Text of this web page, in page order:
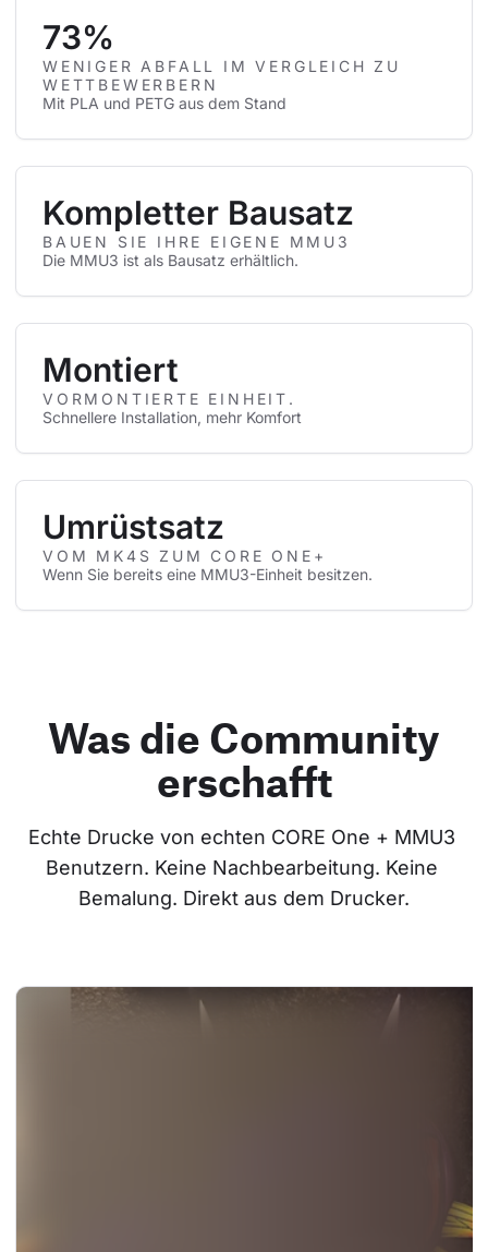
73%
WENIGER ABFALL IM VERGLEICH ZU
WETTBEWERBERN
Mit PLA und PETG aus dem Stand
Kompletter Bausatz
BAUEN SIE IHRE EIGENE MMU3
Die MMU3 ist als Bausatz erhältlich.
Montiert
VORMONTIERTE EINHEIT.
Schnellere Installation, mehr Komfort
Umrüstsatz
VOM MK4S ZUM CORE ONE+
Wenn Sie bereits eine MMU3-Einheit besitzen.
Was die Community
erschafft
Echte Drucke von echten CORE One + MMU3
Benutzern. Keine Nachbearbeitung. Keine
Bemalung. Direkt aus dem Drucker.